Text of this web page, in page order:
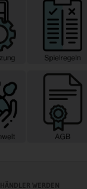
HÄNDLER WERDEN